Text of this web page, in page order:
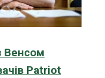
Венсом
Patriot